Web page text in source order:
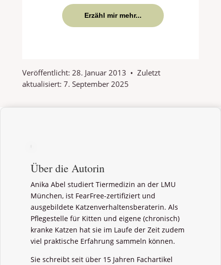
Erzähl mir mehr...
Veröffentlicht: 28. Januar 2013 • Zuletzt
aktualisiert: 7. September 2025
Über die Autorin
Anika Abel studiert Tiermedizin an der LMU
München, ist FearFree-zertifiziert und
ausgebildete Katzenverhaltensberaterin. Als
Pflegestelle für Kitten und eigene (chronisch)
kranke Katzen hat sie im Laufe der Zeit zudem
viel praktische Erfahrung sammeln können.
Sie schreibt seit über 15 Jahren Fachartikel